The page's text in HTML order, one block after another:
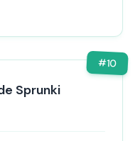
#10
Sprunki